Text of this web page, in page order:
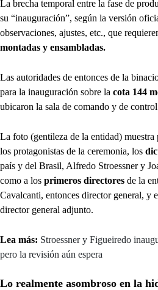
La brecha temporal entre la fase de
su “inauguración”, según la versión
observaciones, ajustes, etc., que
montadas y ensambladas.
Las autoridades de entonces de la
para la inauguración sobre la cota 144
ubicaron la sala de comando y de
La foto (gentileza de la entidad) muestra
los protagonistas de la ceremonia, los
país y del Brasil, Alfredo Stroessner y
como a los primeros directores de la
Cavalcanti, entonces director general, y
director general adjunto.
Lea más: Stroessner y Figueiredo
pero la revisión aún espera
Lo realmente asombroso en la